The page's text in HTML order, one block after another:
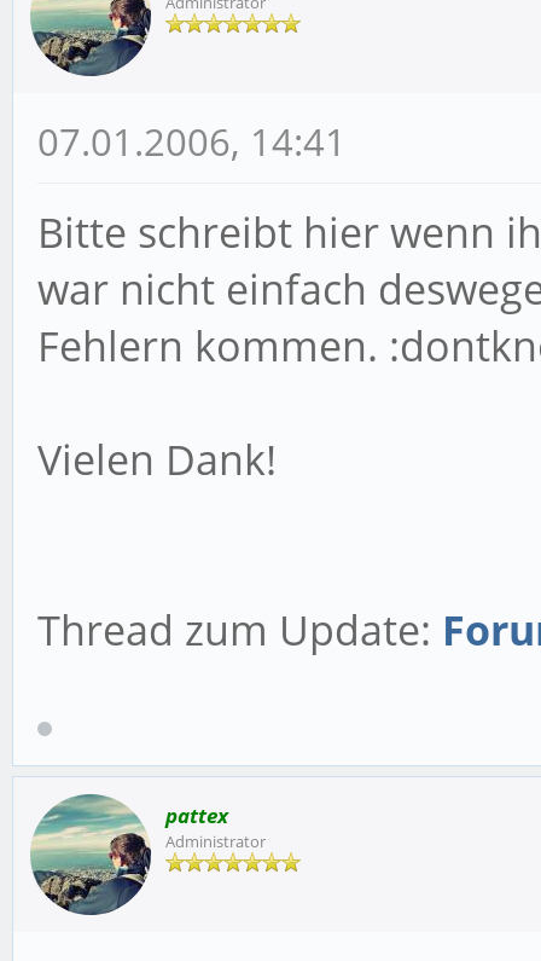
07.01.2006, 14:41
Bitte schreibt hier wenn
war nicht einfach
Fehlern kommen.
Vielen Dank!
Thread zum Update:
pattex
Administrator